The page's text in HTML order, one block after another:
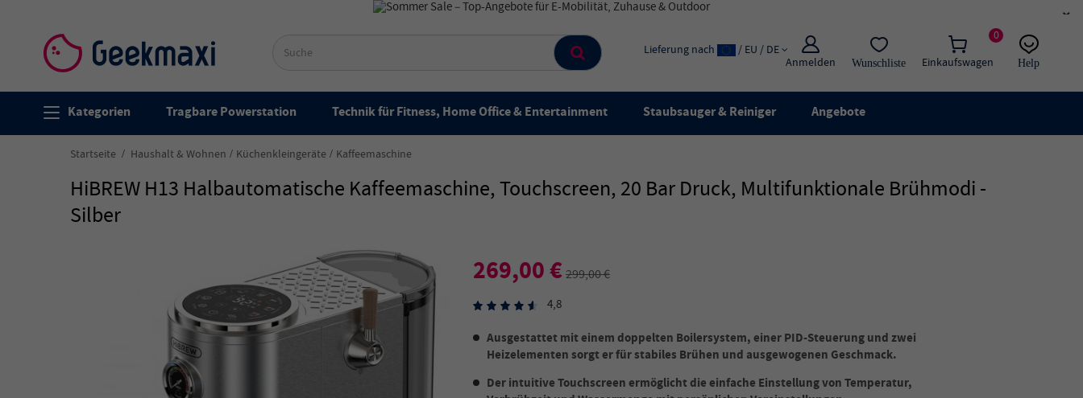
×
0
Einkaufswagen
Anmelden Wunschliste
Lieferung nach / EU / DE
Help
Kategorien Tragbare Powerstation Technik für Fitness, Home Office & Entertainment Staubsauger & Reiniger Angebote
Startseite Haushalt & Wohnen Küchenkleingeräte Kaffeemaschine
HiBREW H13 Halbautomatische Kaffeemaschine, Touchscreen, 20 Bar Druck, Multifunktionale Brühmodi -
Silber
269,00 €299,00 €
4,8
Ausgestattet mit einem doppelten Boilersystem, einer PID-Steuerung und zwei
Heizelementen sorgt er für stabiles Brühen und ausgewogenen Geschmack.
Der intuitive Touchscreen ermöglicht die einfache Einstellung von Temperatur,